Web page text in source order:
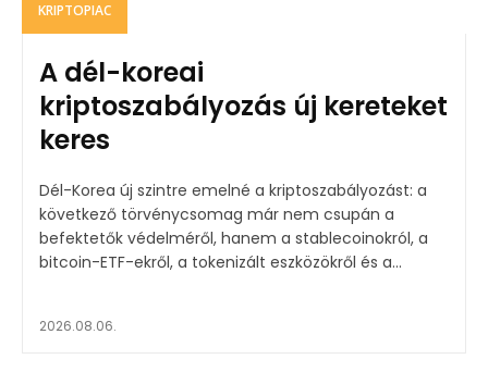
KRIPTOPIAC
A dél-koreai
kriptoszabályozás új kereteket
keres
Dél-Korea új szintre emelné a kriptoszabályozást: a
következő törvénycsomag már nem csupán a
befektetők védelméről, hanem a stablecoinokról, a
bitcoin-ETF-ekről, a tokenizált eszközökről és a...
2026.08.06.